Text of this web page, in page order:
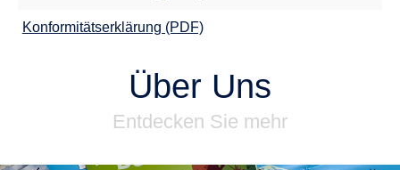
Konformitätserklärung (PDF)
Über Uns
Entdecken Sie mehr